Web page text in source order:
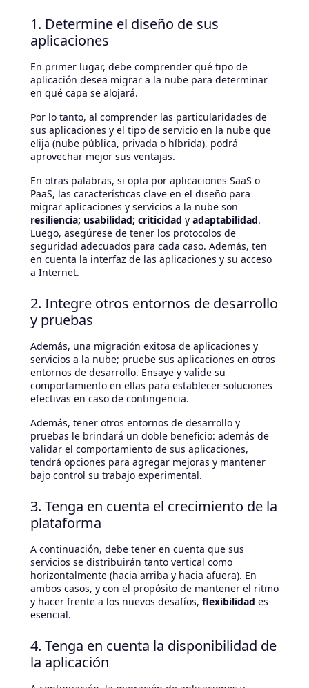
1. Determine el diseño de sus
aplicaciones
En primer lugar, debe comprender qué tipo de
aplicación desea migrar a la nube para determinar
en qué capa se alojará.
Por lo tanto, al comprender las particularidades de
sus aplicaciones y el tipo de servicio en la nube que
elija (nube pública, privada o híbrida), podrá
aprovechar mejor sus ventajas.
En otras palabras, si opta por aplicaciones SaaS o
PaaS, las características clave en el diseño para
migrar aplicaciones y servicios a la nube son
resiliencia; usabilidad; criticidad y adaptabilidad.
Luego, asegúrese de tener los protocolos de
seguridad adecuados para cada caso. Además, ten
en cuenta la interfaz de las aplicaciones y su acceso
a Internet.
2. Integre otros entornos de desarrollo
y pruebas
Además, una migración exitosa de aplicaciones y
servicios a la nube; pruebe sus aplicaciones en otros
entornos de desarrollo. Ensaye y valide su
comportamiento en ellas para establecer soluciones
efectivas en caso de contingencia.
Además, tener otros entornos de desarrollo y
pruebas le brindará un doble beneficio: además de
validar el comportamiento de sus aplicaciones,
tendrá opciones para agregar mejoras y mantener
bajo control su trabajo experimental.
3. Tenga en cuenta el crecimiento de la
plataforma
A continuación, debe tener en cuenta que sus
servicios se distribuirán tanto vertical como
horizontalmente (hacia arriba y hacia afuera). En
ambos casos, y con el propósito de mantener el ritmo
y hacer frente a los nuevos desafíos, flexibilidad es
esencial.
4. Tenga en cuenta la disponibilidad de
la aplicación